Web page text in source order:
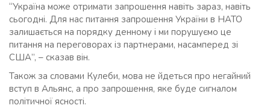
“Україна може отримати запрошення навіть зараз, навіть
сьогодні. Для нас питання запрошення України в НАТО
залишається на порядку денному і ми порушуємо це
питання на переговорах із партнерами, насамперед зі
США”, – сказав він.
Також за словами Кулеби, мова не йдеться про негайний
вступ в Альянс, а про запрошення, яке буде сигналом
політичної ясності.